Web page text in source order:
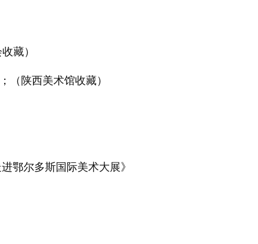
藏）
（陕西美术馆收藏）
鄂尔多斯国际美术大展》